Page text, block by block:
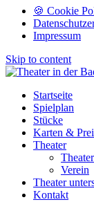
🍪 Cookie
Impressum
Skip to content
Startseite
Spielplan
Stücke
Karten &
Theater
Theater
Verein
Theater
Kontakt